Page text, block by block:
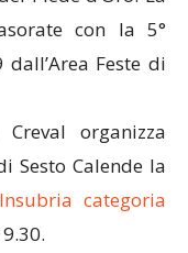
con la 5°
Feste di
organizza
Sesto Calende la
categoria